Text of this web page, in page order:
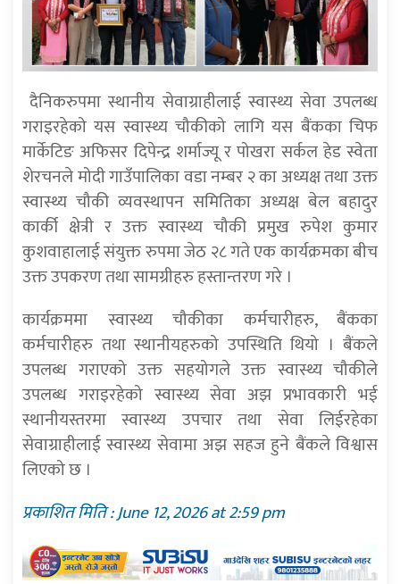
दैनिकरुपमा स्थानीय सेवाग्राहीलाई स्वास्थ्य सेवा उपलब्ध
गराइरहेको यस स्वास्थ्य चौकीको लागि यस बैंकका चिफ
मार्केटिङ अफिसर दिपेन्द्र शर्माज्यू र पोखरा सर्कल हेड स्वेता
शेरचनले मोदी गाउँपालिका वडा नम्बर २ का अध्यक्ष तथा उक्त
स्वास्थ्य चौकी व्यवस्थापन समितिका अध्यक्ष बेल बहादुर
कार्की क्षेत्री र उक्त स्वास्थ्य चौकी प्रमुख रुपेश कुमार
कुशवाहालाई संयुक्त रुपमा जेठ २८ गते एक कार्यक्रमका बीच
उक्त उपकरण तथा सामग्रीहरु हस्तान्तरण गरे ।
कार्यक्रममा स्वास्थ्य चौकीका कर्मचारीहरु, बैंकका
कर्मचारीहरु तथा स्थानीयहरुको उपस्थिति थियो । बैंकले
उपलब्ध गराएको उक्त सहयोगले उक्त स्वास्थ्य चौकीले
उपलब्ध गराइरहेको स्वास्थ्य सेवा अझ प्रभावकारी भई
स्थानीयस्तरमा स्वास्थ्य उपचार तथा सेवा लिईरहेका
सेवाग्राहीलाई स्वास्थ्य सेवामा अझ सहज हुने बैंकले विश्वास
लिएको छ ।
प्रकाशित मिति : June 12, 2026 at 2:59 pm